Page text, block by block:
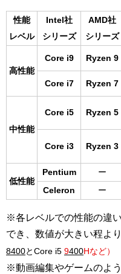
性能
レベル
Intel社
シリーズ
AMD社
シリーズ
高性能
Core i9 Ryzen 9
Core i7 Ryzen 7
中性能
Core i5 Ryzen 5
Core i3 Ryzen 3
低性能
Pentium ー
Celeron ー
※各レベルでの性能の違
でき、数値が大きい程よ
8400とCore i5 9400Hなど）
※動画編集やゲームのよ